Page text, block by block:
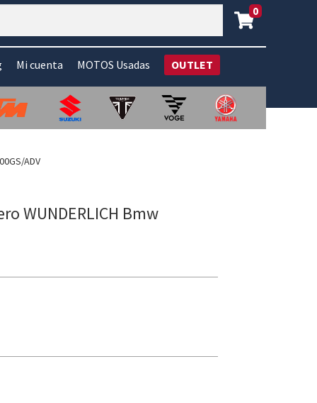
0
Mi cuenta MOTOS Usadas OUTLET
ADV
WUNDERLICH Bmw